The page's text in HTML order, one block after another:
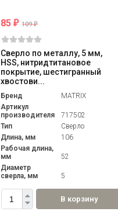
85₽ 109₽
Сверло по металлу, 5 мм,
HSS, нитридтитановое
покрытие, шестигранный
хвостови...
Бренд
MATRIX
Артикул
производителя
717502
Тип
Сверло
Длина, мм
106
Рабочая длина,
мм
52
Диаметр
сверла, мм
5
В корзину